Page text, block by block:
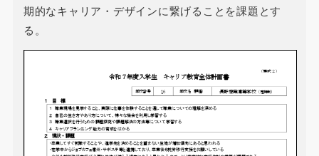
期的なキャリア・デザインに繋げることを課題とす
る。